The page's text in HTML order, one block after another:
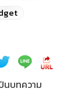
นบทความ